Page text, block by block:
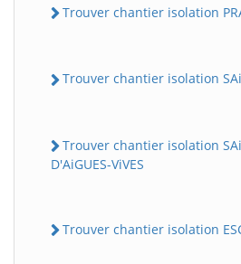
Trouver chantier isolation
Trouver chantier isolation
Trouver chantier isolation
D'AiGUES-ViVES
Trouver chantier isolation